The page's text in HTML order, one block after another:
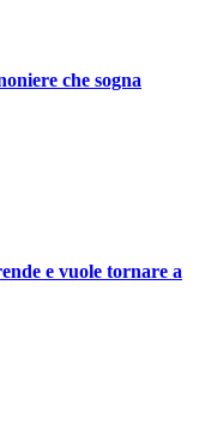
che sogna
e vuole tornare a